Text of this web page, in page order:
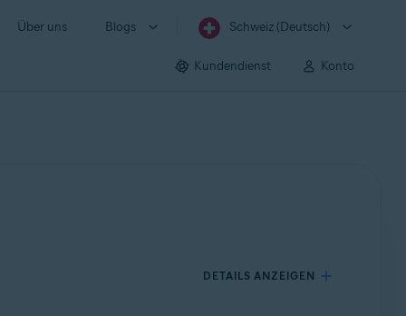
Über uns Blogs Schweiz (Deutsch)
Kundendienst Konto
DETAILS ANZEIGEN